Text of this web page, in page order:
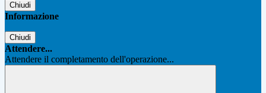
Chiudi
Informazione
Chiudi
Attendere...
Attendere il completamento dell'operazione...